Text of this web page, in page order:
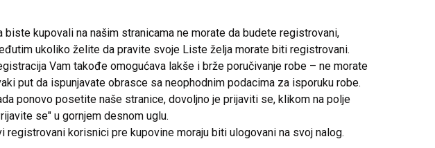
biste kupovali na našim stranicama ne morate da budete registrovani,
ukoliko želite da pravite svoje Liste želja morate biti registrovani.
Vam takođe omogućava lakše i brže poručivanje robe – ne morate
put da ispunjavate obrasce sa neophodnim podacima za isporuku robe.
ponovo posetite naše stranice, dovoljno je prijaviti se, klikom na polje
se" u gornjem desnom uglu.
registrovani korisnici pre kupovine moraju biti ulogovani na svoj nalog.